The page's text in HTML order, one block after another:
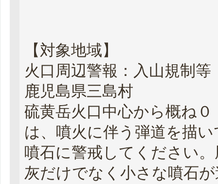
【対象地域】
火口周辺警報：入山規制等
鹿児島県三島村
硫黄岳火口中心から概ね
は、噴火に伴う弾道を描
噴石に警戒してください
灰だけでなく小さな噴石